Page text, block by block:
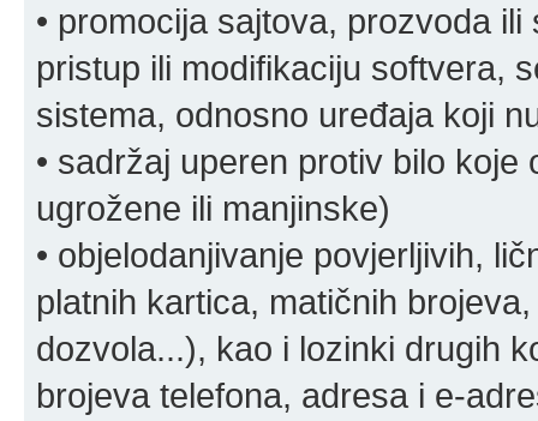
• promocija sajtova, prozvoda
pristup ili modifikaciju softvera,
sistema, odnosno uređaja koji
• sadržaj uperen protiv bilo
ugrožene ili manjinske)
• objelodanjivanje povjerljivih,
platnih kartica, matičnih
dozvola...), kao i lozinki drugih
brojeva telefona, adresa i e-